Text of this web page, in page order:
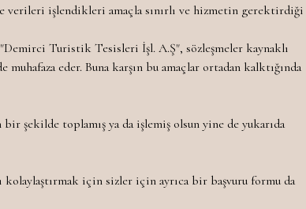
verileri işlendikleri amaçla sınırlı ve hizmetin gerektirdiği
Turistik Tesisleri İşl. A.Ş", sözleşmeler kaynaklı
eder. Buna karşın bu amaçlar ortadan kalktığında
şekilde toplamış ya da işlemiş olsun yine de yukarıda
kolaylaştırmak için sizler için ayrıca bir başvuru formu da